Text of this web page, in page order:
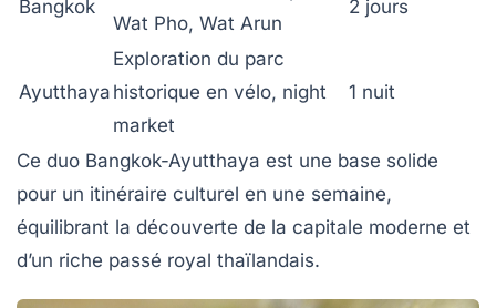
Bangkok
Wat Pho, Wat Arun
2 jours
Ayutthaya
Exploration du parc
historique en vélo, night
market
1 nuit
Ce duo Bangkok-Ayutthaya est une base solide
pour un itinéraire culturel en une semaine,
équilibrant la découverte de la capitale moderne et
d’un riche passé royal thaïlandais.